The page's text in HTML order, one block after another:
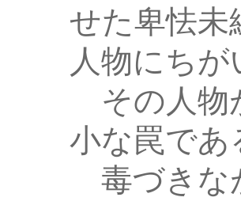
せた卑怯
人物にち
その人物
小な罠であ
毒づきな